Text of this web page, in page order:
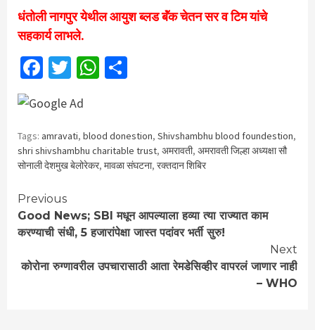
धंतोली नागपुर येथील आयुश ब्लड बॅंक चेतन सर व टिम यांचे
सहकार्य लाभले.
Facebook
TwitterWhatsApp
Tags: amravati, blood donestion, Shivshambhu blood foundestion,
shri shivshambhu charitable trust, अमरावती, अमरावती जिल्हा अध्यक्षा सौ
सोनाली देशमुख बेलोरेकर, मावळा संघटना, रक्तदान शिबिर
Continue
Reading
Previous
Good News; SBI मधून आपल्याला हव्या त्या राज्यात काम
करण्याची संधी, 5 हजारांपेक्षा जास्त पदांवर भर्ती सुरु!
Next
कोरोना रुग्णावरील उपचारासाठी आता रेमडेसिव्हीर वापरलं जाणार नाही
– WHO